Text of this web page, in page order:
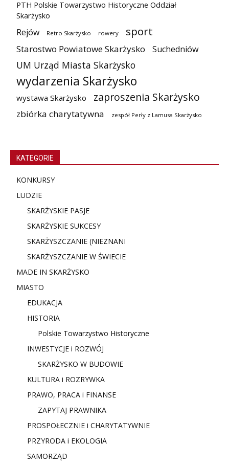
PTH Polskie Towarzystwo Historyczne Oddział
Skarżysko
Rejów Retro Skarżysko rowery sport
Starostwo Powiatowe Skarżysko Suchedniów
UM Urząd Miasta Skarżysko
wydarzenia Skarżysko
wystawa Skarżysko zaproszenia Skarżysko
zbiórka charytatywna zespół Perły z Lamusa Skarżysko
KATEGORIE
KONKURSY
LUDZIE
SKARŻYSKIE PASJE
SKARŻYSKIE SUKCESY
SKARŻYSZCZANIE (NIEZNANI
SKARŻYSZCZANIE W ŚWIECIE
MADE IN SKARŻYSKO
MIASTO
EDUKACJA
HISTORIA
Polskie Towarzystwo Historyczne
INWESTYCJE i ROZWÓJ
SKARŻYSKO W BUDOWIE
KULTURA i ROZRYWKA
PRAWO, PRACA i FINANSE
ZAPYTAJ PRAWNIKA
PROSPOŁECZNIE i CHARYTATYWNIE
PRZYRODA i EKOLOGIA
SAMORZĄD